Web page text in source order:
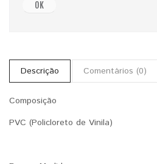
OK
Descrição Comentários (0)
Composição
PVC (Policloreto de Vinila)